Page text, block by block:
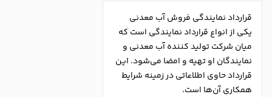
قرارداد نمایندگی فروش آب معدنی
یکی از انواع قرارداد نمایندگی است که
میان شرکت تولید کننده آب معدنی و
نمایندگان او تهیه و امضا می‌شود. این
قرارداد حاوی اطلاعاتی در زمینه شرایط
همکاری آن‌ها است.